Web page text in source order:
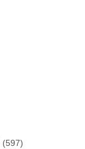
(597)